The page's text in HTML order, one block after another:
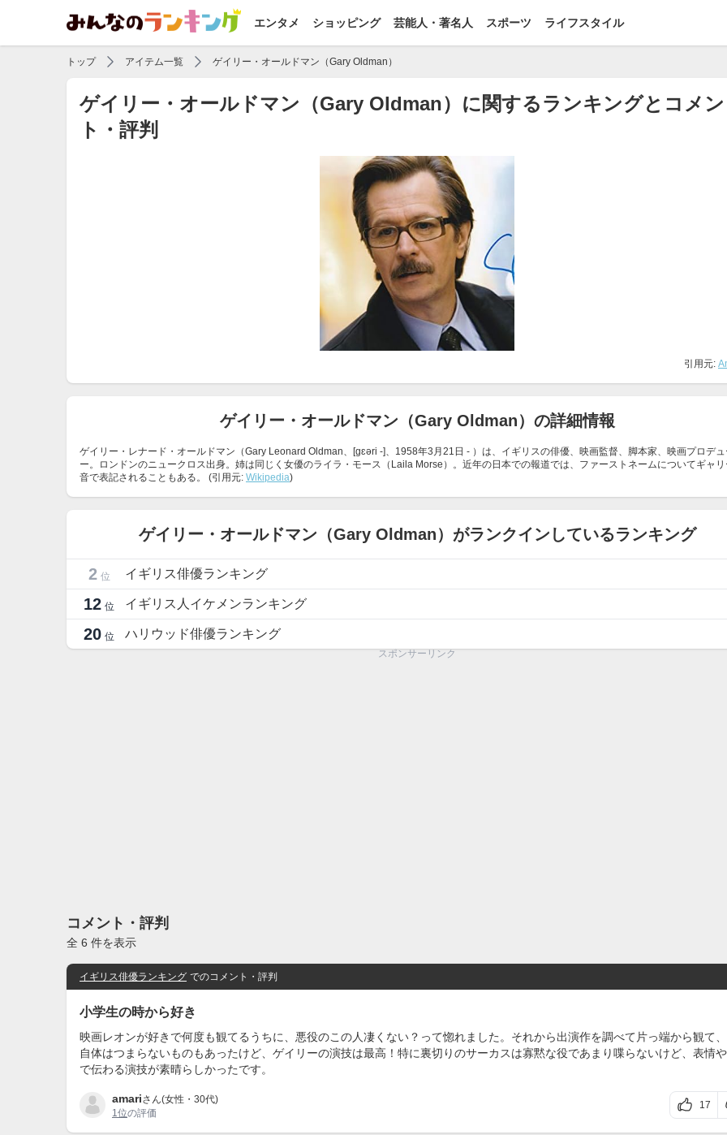
エンタメ ショッピング 芸能人・著名人 スポーツ ライフスタイル
トップ アイテム一覧 ゲイリー・オールドマン（Gary Oldman）
ゲイリー・オールドマン（Gary Oldman）に関するランキングとコメン
ト・評判
引用元:
ゲイリー・オールドマン（Gary Oldman）の詳細情報
ゲイリー・レナード・オールドマン（Gary Leonard Oldman、[gɛəri -]、1958年3月21日 - ）は、イギリスの俳優、映画監督、脚本家、映画プロデ
ー。ロンドンのニュークロス出身。姉は同じく女優のライラ・モース（Laila Morse）。近年の日本での報道では、ファーストネームについてギャ
音で表記されることもある。 (引用元: Wikipedia)
ゲイリー・オールドマン（Gary Oldman）がランクインしているランキング
2 位 イギリス俳優ランキング
12 位 イギリス人イケメンランキング
20 位 ハリウッド俳優ランキング
スポンサーリンク
コメント・評判
全 6 件を表示
イギリス俳優ランキング でのコメント・評判
小学生の時から好き
映画レオンが好きで何度も観てるうちに、悪役のこの人凄くない？って惚れました。それから出演作を調べて片っ端から観て
自体はつまらないものもあったけど、ゲイリーの演技は最高！特に裏切りのサーカスは寡黙な役であまり喋らないけど、表情
で伝わる演技が素晴らしかったです。
amariさん(女性・30代)
1位の評価
17